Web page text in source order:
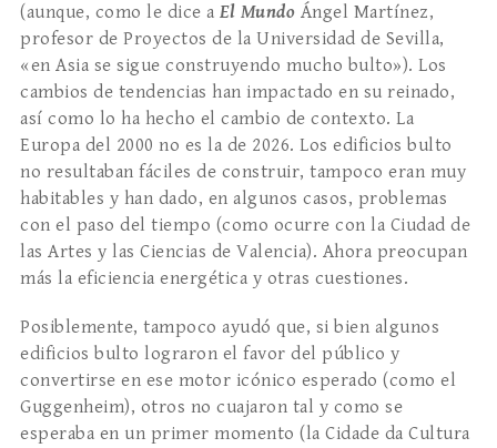
(aunque, como le dice a El Mundo Ángel Martínez,
profesor de Proyectos de la Universidad de Sevilla,
«en Asia se sigue construyendo mucho bulto»). Los
cambios de tendencias han impactado en su reinado,
así como lo ha hecho el cambio de contexto. La
Europa del 2000 no es la de 2026. Los edificios bulto
no resultaban fáciles de construir, tampoco eran muy
habitables y han dado, en algunos casos, problemas
con el paso del tiempo (como ocurre con la Ciudad de
las Artes y las Ciencias de Valencia). Ahora preocupan
más la eficiencia energética y otras cuestiones.
Posiblemente, tampoco ayudó que, si bien algunos
edificios bulto lograron el favor del público y
convertirse en ese motor icónico esperado (como el
Guggenheim), otros no cuajaron tal y como se
esperaba en un primer momento (la Cidade da Cultura